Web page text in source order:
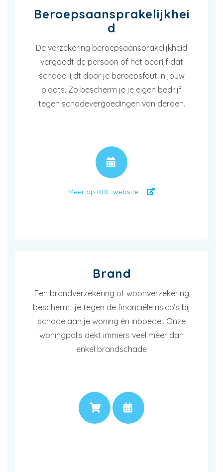
Beroepsaansprakelijkhei
d
De verzekering beroepsaansprakelijkheid
vergoedt de persoon of het bedrijf dat
schade lijdt door je beroepsfout in jouw
plaats. Zo bescherm je je eigen bedrijf
tegen schadevergoedingen van derden.
Meer op KBC website ...
Brand
Een brandverzekering of woonverzekering
beschermt je tegen de financiële risico’s bij
schade aan je woning én inboedel. Onze
woningpolis dekt immers veel meer dan
enkel brandschade
PRIJS